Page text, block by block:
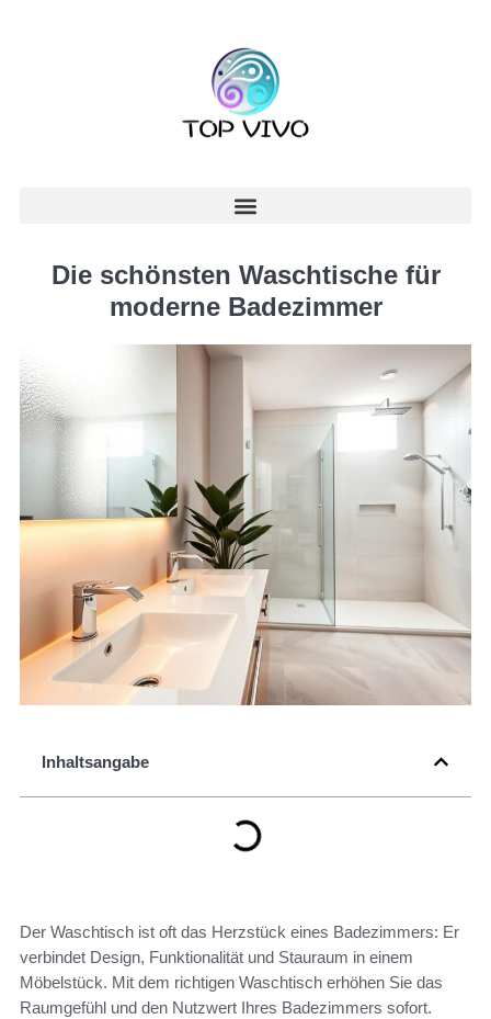
Die schönsten Waschtische für
moderne Badezimmer
Inhaltsangabe
Der Waschtisch ist oft das Herzstück eines Badezimmers: Er
verbindet Design, Funktionalität und Stauraum in einem
Möbelstück. Mit dem richtigen Waschtisch erhöhen Sie das
Raumgefühl und den Nutzwert Ihres Badezimmers sofort.